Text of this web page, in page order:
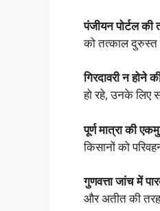
पंजीयन पोर्टल
को तत्काल दुरुस्त
गिरदावरी न होने
हो रहे, उनके लिए
पूर्ण मात्रा की
किसानों को
गुणवत्ता जांच में
और अतीत की तरह